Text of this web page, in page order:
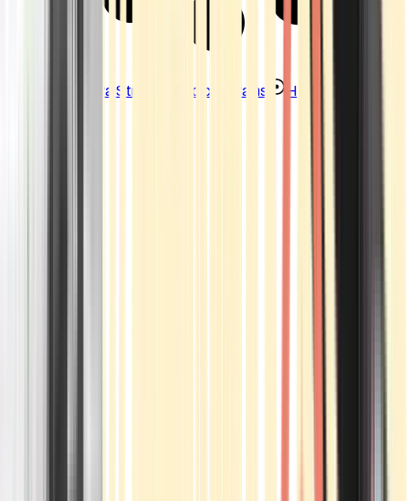
Sativa Strains Indica Strains Hybrid Strains